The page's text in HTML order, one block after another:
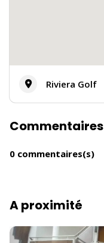
Riviera Golf
Commentaires
0 commentaires(s)
A proximité